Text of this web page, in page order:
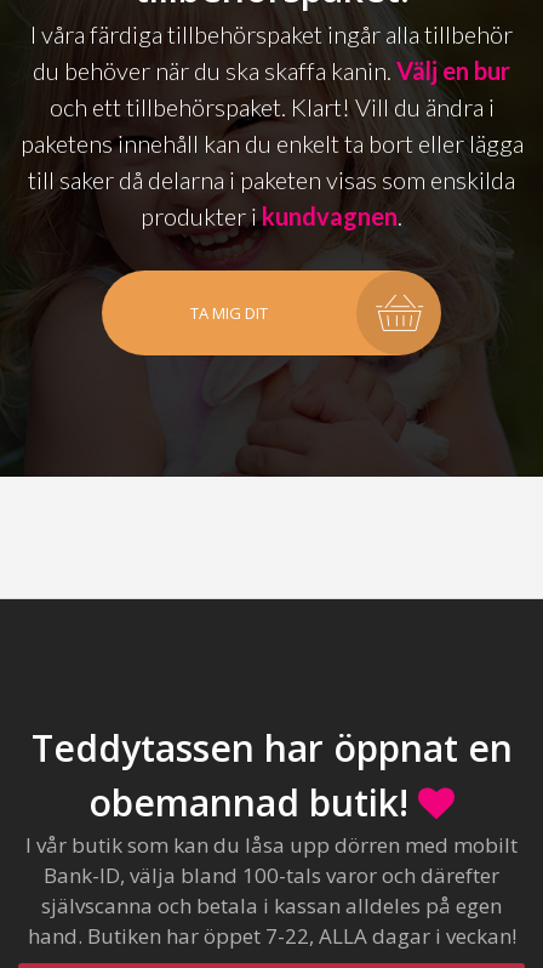
I våra färdiga tillbehörspaket ingår alla tillbehör
du behöver när du ska skaffa kanin. Välj en bur
och ett tillbehörspaket. Klart! Vill du ändra i
paketens innehåll kan du enkelt ta bort eller lägga
till saker då delarna i paketen visas som enskilda
produkter ikundvagnen
TA MIG DIT
Teddytassen har öppnat en
obemannad butik!
I vår butik som kan du låsa upp dörren med mobilt
Bank-ID, välja bland 100-tals varor och därefter
självscanna och betala i kassan alldeles på egen
hand. Butiken har öppet 7-22, ALLA dagar i veckan!